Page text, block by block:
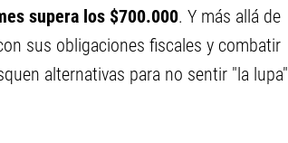
supera los $700.000. Y más allá de
sus obligaciones fiscales y combatir
alternativas para no sentir "la lupa"